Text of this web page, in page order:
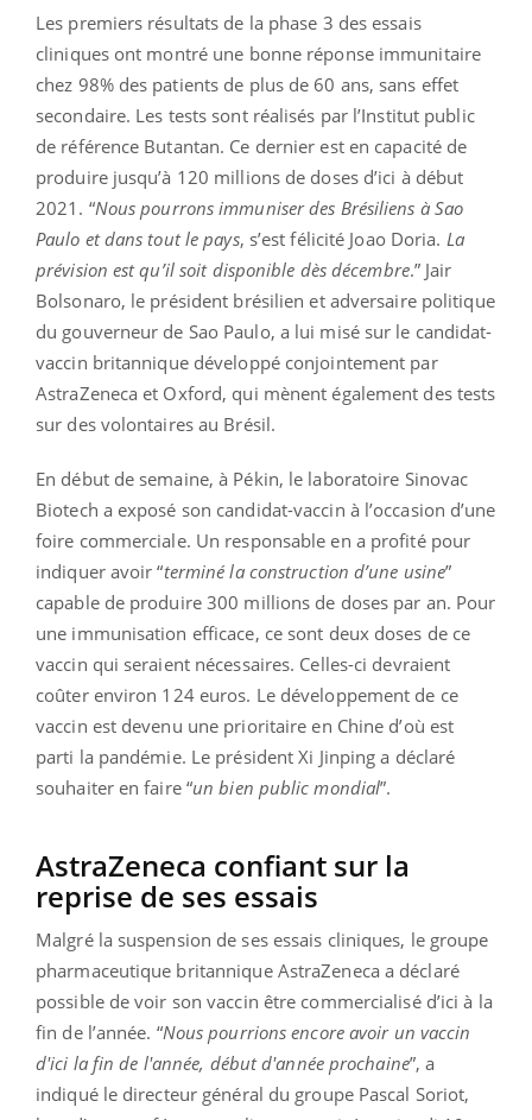
Les premiers résultats de la phase 3 des essais
cliniques ont montré une bonne réponse immunitaire
chez 98% des patients de plus de 60 ans, sans effet
secondaire. Les tests sont réalisés par l’Institut public
de référence Butantan. Ce dernier est en capacité de
produire jusqu’à 120 millions de doses d’ici à début
2021. “Nous pourrons immuniser des Brésiliens à Sao
Paulo et dans tout le pays, s’est félicité Joao Doria. La
prévision est qu’il soit disponible dès décembre.” Jair
Bolsonaro, le président brésilien et adversaire politique
du gouverneur de Sao Paulo, a lui misé sur le candidat-
vaccin britannique développé conjointement par
AstraZeneca et Oxford, qui mènent également des tests
sur des volontaires au Brésil.
En début de semaine, à Pékin, le laboratoire Sinovac
Biotech a exposé son candidat-vaccin à l’occasion d’une
foire commerciale. Un responsable en a profité pour
indiquer avoir “terminé la construction d’une usine”
capable de produire 300 millions de doses par an. Pour
une immunisation efficace, ce sont deux doses de ce
vaccin qui seraient nécessaires. Celles-ci devraient
coûter environ 124 euros. Le développement de ce
vaccin est devenu une prioritaire en Chine d’où est
parti la pandémie. Le président Xi Jinping a déclaré
souhaiter en faire “un bien public mondial”.
AstraZeneca confiant sur la
reprise de ses essais
Malgré la suspension de ses essais cliniques, le groupe
pharmaceutique britannique AstraZeneca a déclaré
possible de voir son vaccin être commercialisé d’ici à la
fin de l’année. “Nous pourrions encore avoir un vaccin
d'ici la fin de l'année, début d'année prochaine”, a
indiqué le directeur général du groupe Pascal Soriot,